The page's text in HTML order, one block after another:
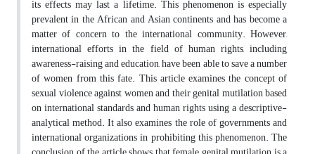
its effects may last a lifetime. This phenomenon is especially
prevalent in the African and Asian continents and has become a
matter of concern to the international community. However,
international efforts in the field of human rights, including
awareness-raising and education, have been able to save a number
of women from this fate. This article examines the concept of
sexual violence against women and their genital mutilation based
on international standards and human rights using a descriptive-
analytical method. It also examines the role of governments and
international organizations in prohibiting this phenomenon. The